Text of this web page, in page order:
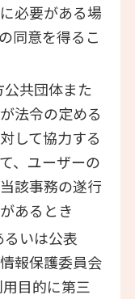
必要がある場
同意を得るこ
共団体また
法令の定める
して協力する
、ユーザーの
該事務の遂行
あるとき
いは公表
報保護委員会
目的に第三